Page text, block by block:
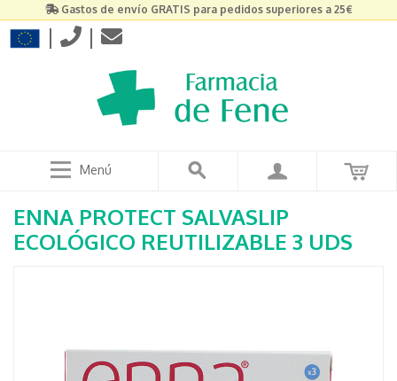
Gastos de envío GRATIS para pedidos superiores a 25€
| |
Menú
ENNA PROTECT SALVASLIP
ECOLÓGICO REUTILIZABLE 3 UDS